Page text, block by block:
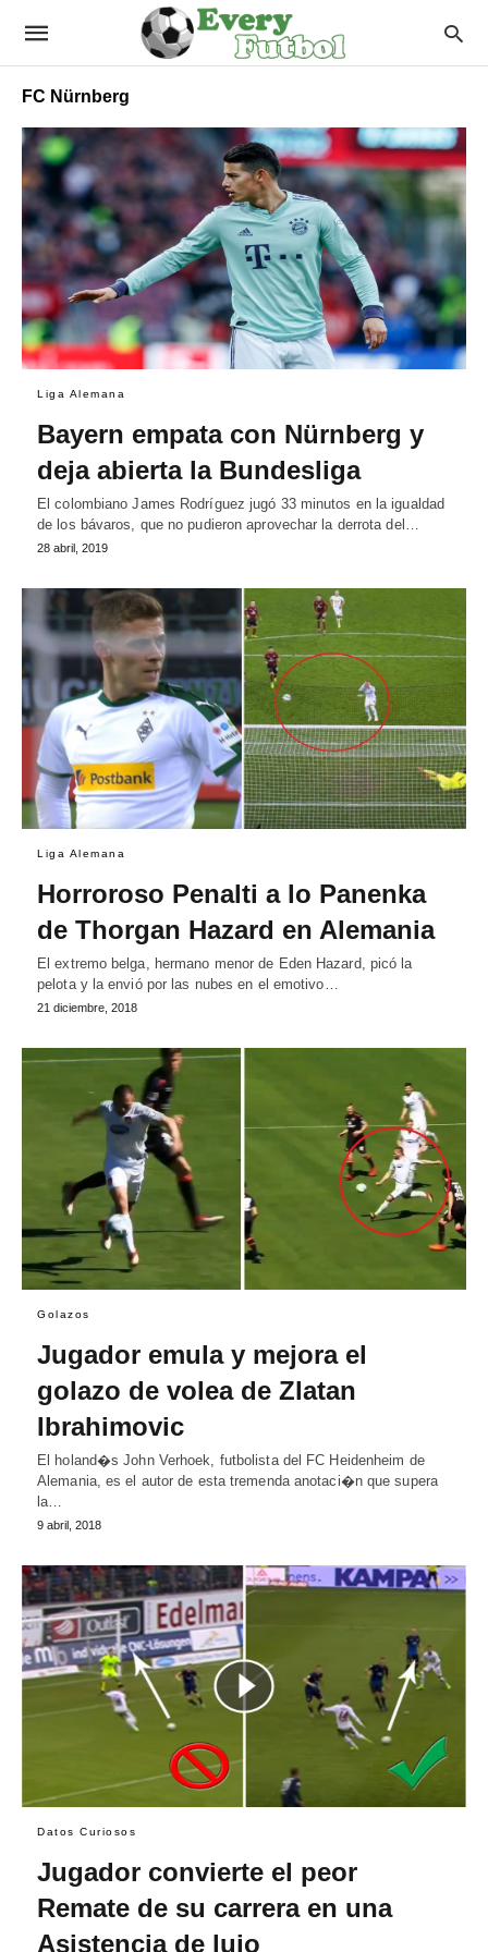
FC Nürnberg
Liga Alemana
Bayern empata con Nürnberg y
deja abierta la Bundesliga
El colombiano James Rodríguez jugó 33 minutos en la igualdad
de los bávaros, que no pudieron aprovechar la derrota del…
28 abril, 2019
Liga Alemana
Horroroso Penalti a lo Panenka
de Thorgan Hazard en Alemania
El extremo belga, hermano menor de Eden Hazard, picó la
pelota y la envió por las nubes en el emotivo…
21 diciembre, 2018
Golazos
Jugador emula y mejora el
golazo de volea de Zlatan
Ibrahimovic
El holand�s John Verhoek, futbolista del FC Heidenheim de
Alemania, es el autor de esta tremenda anotaci�n que supera
la…
9 abril, 2018
Datos Curiosos
Jugador convierte el peor
Remate de su carrera en una
Asistencia de lujo